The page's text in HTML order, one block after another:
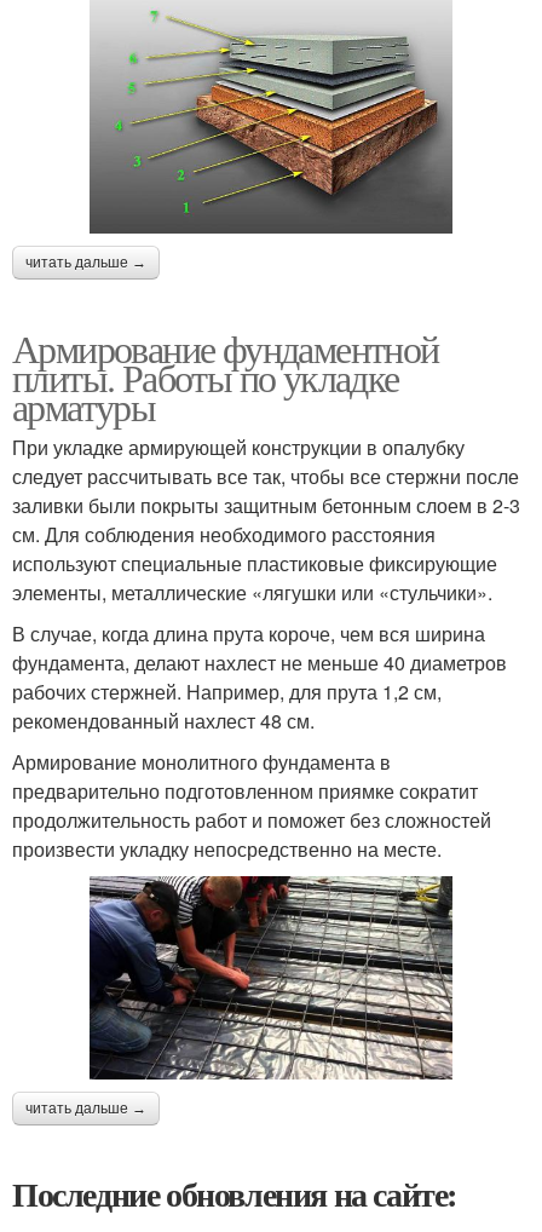
читать дальше →
Армирование фундаментной
плиты. Работы по укладке
арматуры
При укладке армирующей конструкции в опалубку
следует рассчитывать все так, чтобы все стержни после
заливки были покрыты защитным бетонным слоем в 2-3
см. Для соблюдения необходимого расстояния
используют специальные пластиковые фиксирующие
элементы, металлические «лягушки или «стульчики».
В случае, когда длина прута короче, чем вся ширина
фундамента, делают нахлест не меньше 40 диаметров
рабочих стержней. Например, для прута 1,2 см,
рекомендованный нахлест 48 см.
Армирование монолитного фундамента в
предварительно подготовленном приямке сократит
продолжительность работ и поможет без сложностей
произвести укладку непосредственно на месте.
читать дальше →
Последние обновления на сайте: